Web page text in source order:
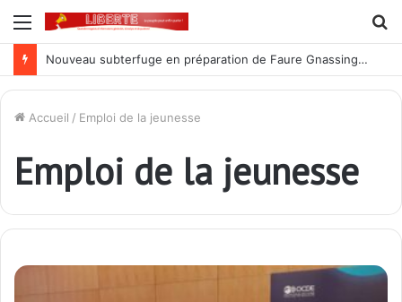
Menu
Nouveau subterfuge en préparation de Faure Gnassingbé pour ne jamais partir ; les Togolais disent non et sont vent debout
Accueil / Emploi de la jeunesse
Emploi de la jeunesse